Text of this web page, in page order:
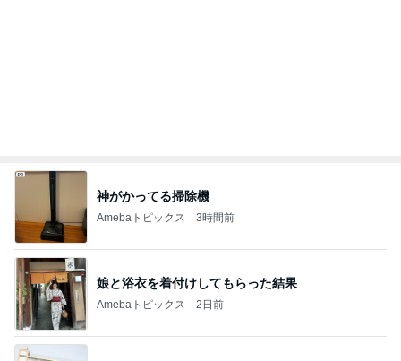
子供たちがいるから強く生きるシンママ
Amebaトピックス 2日前